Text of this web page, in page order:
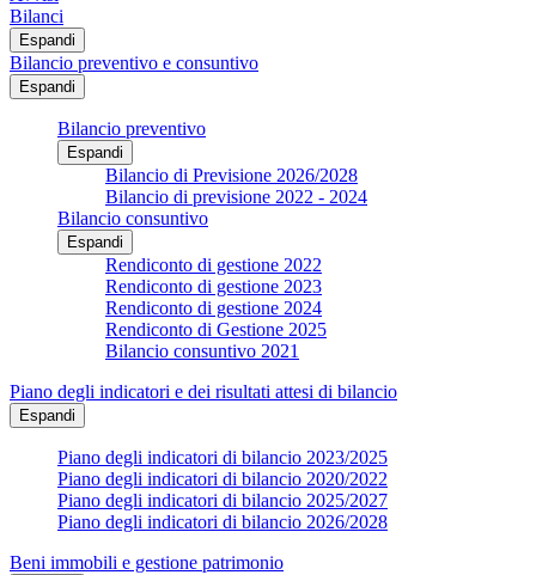
Bilanci
Espandi
Bilancio preventivo e consuntivo
Espandi
Bilancio preventivo
Espandi
Bilancio di Previsione 2026/2028
Bilancio di previsione 2022 - 2024
Bilancio consuntivo
Espandi
Rendiconto di gestione 2022
Rendiconto di gestione 2023
Rendiconto di gestione 2024
Rendiconto di Gestione 2025
Bilancio consuntivo 2021
Piano degli indicatori e dei risultati attesi di bilancio
Espandi
Piano degli indicatori di bilancio 2023/2025
Piano degli indicatori di bilancio 2020/2022
Piano degli indicatori di bilancio 2025/2027
Piano degli indicatori di bilancio 2026/2028
Beni immobili e gestione patrimonio